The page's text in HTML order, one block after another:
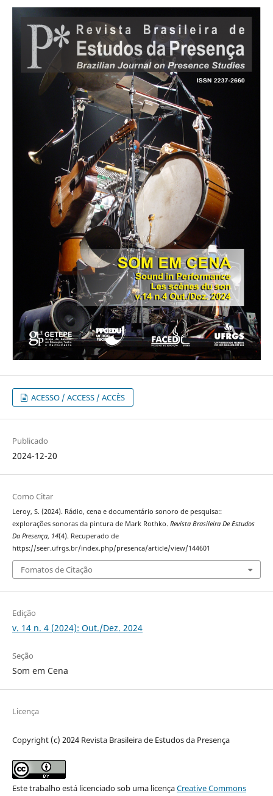
ACESSO / ACCESS / ACCÈS
Publicado
2024-12-20
Como Citar
Leroy, S. (2024). Rádio, cena e documentário sonoro de pesquisa::
explorações sonoras da pintura de Mark Rothko. Revista Brasileira De Estudos
Da Presença, 14(4). Recuperado de
https://seer.ufrgs.br/index.php/presenca/article/view/144601
Fomatos de Citação
Edição
v. 14 n. 4 (2024): Out./Dez. 2024
Seção
Som em Cena
Licença
Copyright (c) 2024 Revista Brasileira de Estudos da Presença
Este trabalho está licenciado sob uma licençaCreative Commons